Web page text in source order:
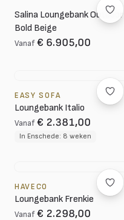
Salina Loungebank Outdoor
Bold Beige
Vanaf € 6.905,00
EASY SOFA
Loungebank Italio
Vanaf € 2.381,00
In Enschede: 8 weken
HAVECO
Loungebank Frenkie
Vanaf € 2.298,00